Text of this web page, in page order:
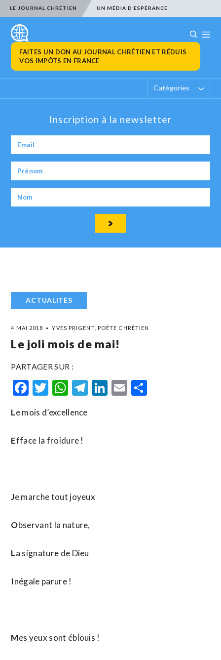
LE JOURNAL CHRÉTIEN UN MÉDIA D’ESPÉRANCE
FAITES UN DON AU JOURNAL CHRÉTIEN ET RÉDUIS
VOS IMPÔTS EN FRANCE
Catégories
Inscription à la newsletter
ACTUALITÉS
4 MAI 2018 YVES PRIGENT, POÈTE CHRÉTIEN
Le joli mois de mai!
PARTAGER SUR :
Facebook
Twitter
WhatsApp
Telegram
LinkedIn
Email
Le mois d’excellence
Efface la froidure !
Je marche tout joyeux
Observant la nature,
La signature de Dieu
Inégale parure !
Mes yeux sont éblouis !